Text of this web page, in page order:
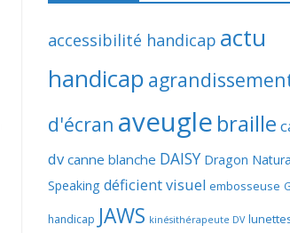
accessibilité handicap actu
handicap
d'écran aveugle braille
dv canne blanche DAISY Dragon
Speaking déficient visuel embosseuse
handicap JAWS kinésithérapeute DV